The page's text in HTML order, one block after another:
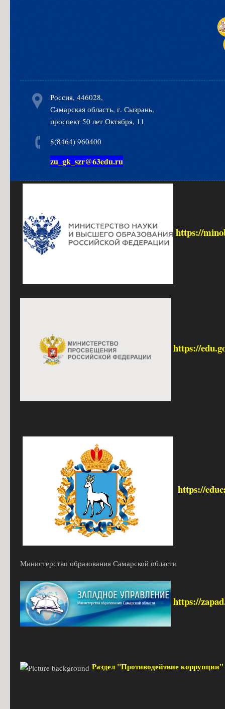
Россия, 446028,
Самарская область, г. Сызрань,
проспект 50 лет Октября, 11
8(8464) 960400
zu_gk_szr@63edu.ru
https://
https://
https://
Министерство образования Самарской области
https://
Раздел "Противодейтвие